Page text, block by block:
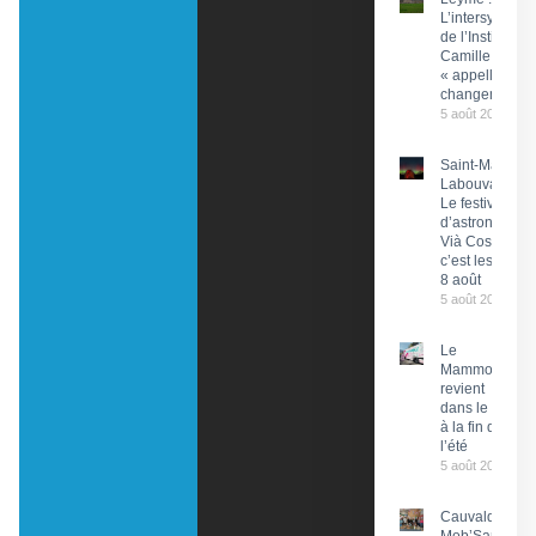
de l’Institut
Camille Miret
« appelle à du
changement »
5 août 2026
Saint-Martin-
Labouval :
Le festival
d’astronomie
Vià Cosmos,
c’est les 7 et
8 août
5 août 2026
Le
Mammobile
revient
dans le Lot
à la fin de
l’été
5 août 2026
Cauvaldor –